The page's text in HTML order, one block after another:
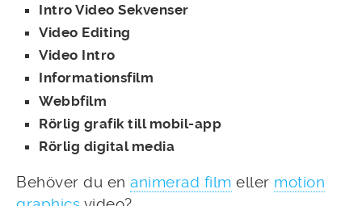
Intro Video Sekvenser
Video Editing
Video Intro
Informationsfilm
Webbfilm
Rörlig grafik till mobil-app
Rörlig digital media
Behöver du en animerad film eller motion